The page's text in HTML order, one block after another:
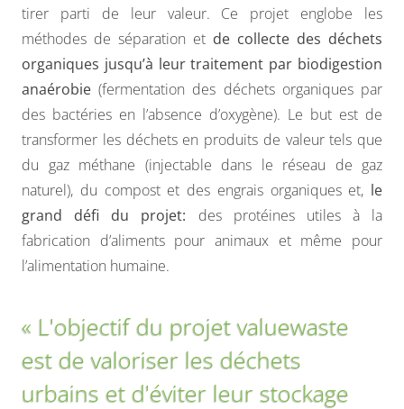
tirer parti de leur valeur. Ce projet englobe les
méthodes de séparation et de collecte des déchets
organiques jusqu’à leur traitement par biodigestion
anaérobie (fermentation des déchets organiques par
des bactéries en l’absence d’oxygène). Le but est de
transformer les déchets en produits de valeur tels que
du gaz méthane (injectable dans le réseau de gaz
naturel), du compost et des engrais organiques et, le
grand défi du projet: des protéines utiles à la
fabrication d’aliments pour animaux et même pour
l’alimentation humaine.
« L'objectif du projet valuewaste
est de valoriser les déchets
urbains et d'éviter leur stockage